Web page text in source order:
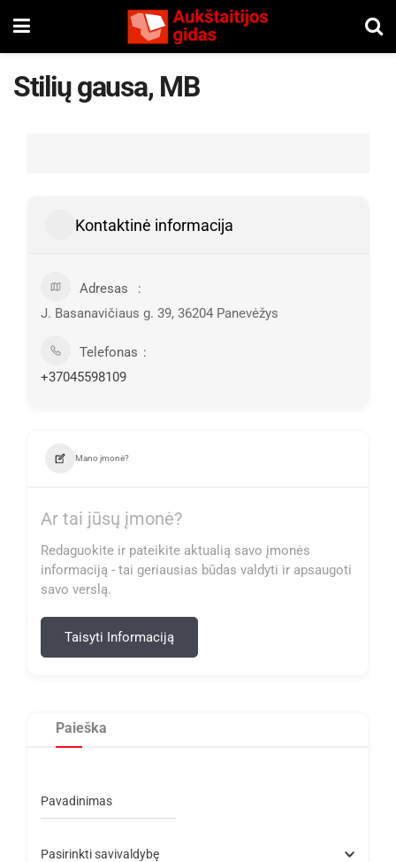
Stilių gausa, MB
Kontaktinė informacija
Adresas
J. Basanavičiaus g. 39, 36204 Panevėžys
Telefonas
+37045598109
Mano įmonė?
Ar tai jūsų įmonė?
Redaguokite ir pateikite aktualią savo įmonės
informaciją - tai geriausias būdas valdyti ir apsaugoti
savo verslą.
Taisyti Informaciją
Paieška
Pavadinimas
Pasirinkti savivaldybę